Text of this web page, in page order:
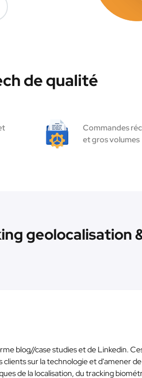
de qualité
Commandes
et gros volumes
geolocalisation
blog//case studies et de Linkedin.
sur la technologie et d'amener de
de la localisation, du tracking